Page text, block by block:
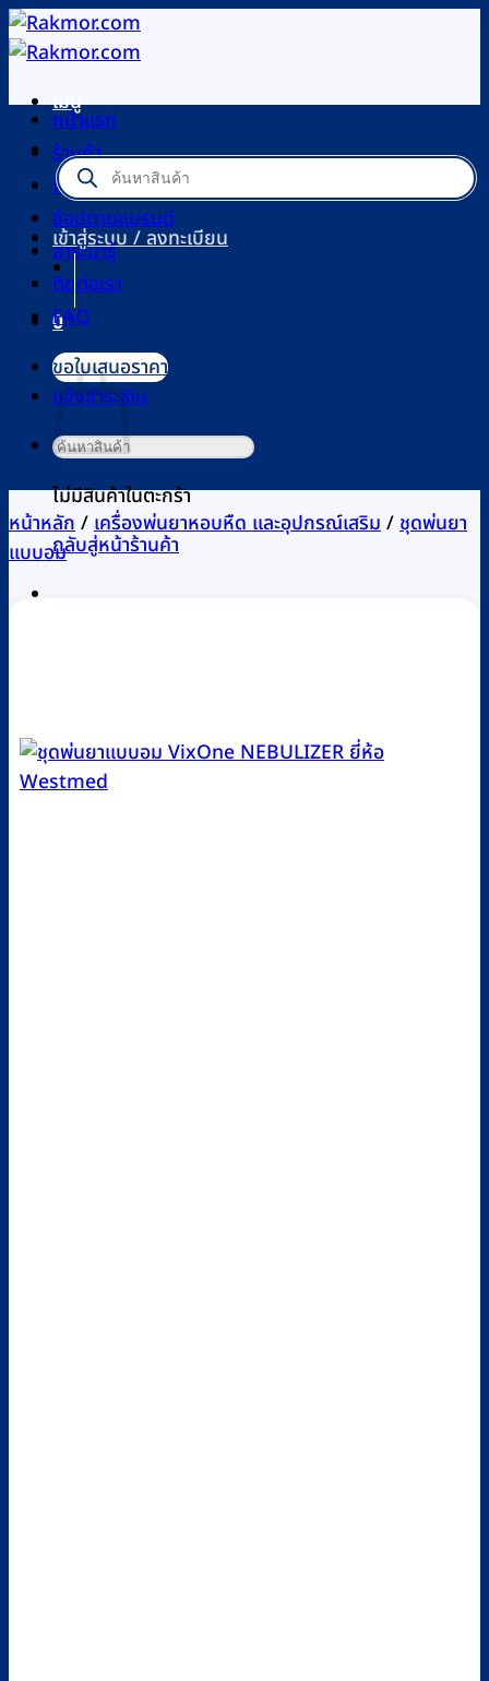
ข้าม
ไป
เนื้อหาเมนู
Products
search
เข้าสู่ระบบ / ลงทะเบียน
0
ตะกร้าสินค้า
ไม่มีสินค้าในตะกร้า
กลับสู่หน้าร้านค้า
หน้าแรก
ร้านค้า
โปรโมชัน
ช้อปตามแบรนด์
สาระน่ารู้
ติดต่อเรา
FAQ
ขอใบเสนอราคา
แจ้งชำระเงิน
ค้นหา:
หน้าหลัก/เครื่องพ่นยาหอบหืด และอุปกรณ์เสริม/ชุดพ่นยา
แบบอม